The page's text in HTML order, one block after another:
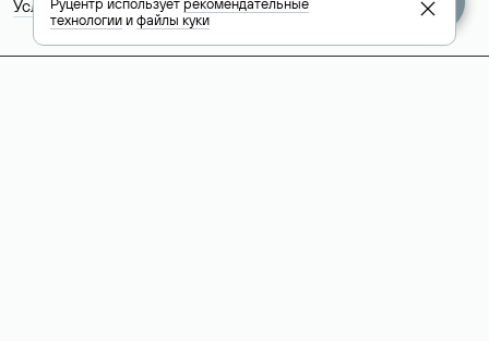
Условия использования Whois-сервиса
технологииифайлы куки